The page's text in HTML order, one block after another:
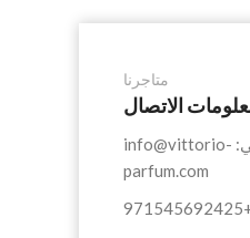
متاجرنا
الاتصال
البريد الإلكتروني: info@vittorio-
parfum.com